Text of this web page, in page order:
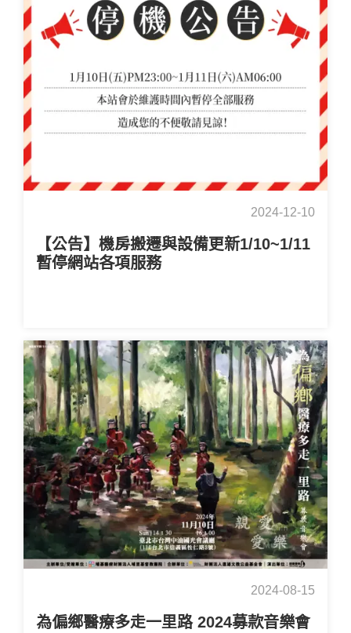
2024-12-10
【公告】機房搬遷與設備更新1/10~1/11
暫停網站各項服務
2024-08-15
為偏鄉醫療多走一里路 2024募款音樂會